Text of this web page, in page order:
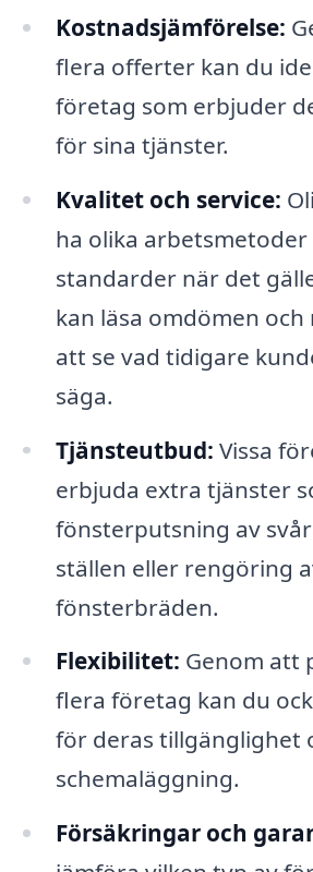
Kostnadsjämförelse:
flera offerter kan du
företag som erbjuder
för sina tjänster.
Kvalitet och service:
ha olika arbetsmetoder
standarder när det
kan läsa omdömen
att se vad tidigare
säga.
Tjänsteutbud: Vissa
erbjuda extra tjänster
fönsterputsning av
ställen eller rengöring
fönsterbräden.
Flexibilitet: Genom att
flera företag kan du
för deras tillgänglighet
schemaläggning.
Försäkringar och